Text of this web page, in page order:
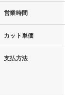
営業時間
カット単価
支払方法